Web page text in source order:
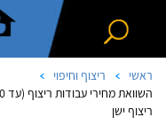
ראשי
ריצוף וחיפוי
ריצוף ישן